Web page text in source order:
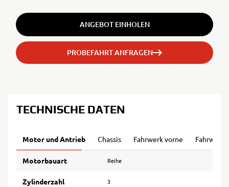
ANGEBOT EINHOLEN
PROBEFAHRT ANFRAGEN
TECHNISCHE DATEN
Motor und Antrieb Chassis Fahrwerk vorne Fahrwerk
Motorbauart Reihe
Zylinderzahl 3